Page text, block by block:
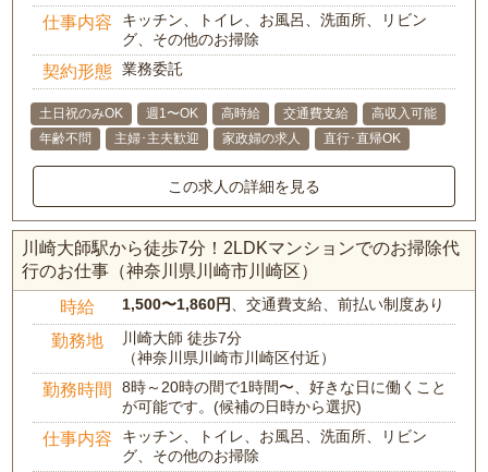
仕事内容
キッチン、トイレ、お風呂、洗面所、リビン
グ、その他のお掃除
契約形態 業務委託
土日祝のみOK 週1〜OK 高時給 交通費支給
高収入可能
年齢不問
主婦･主夫歓迎 家政婦の求人 直行･直帰OK
この求人の詳細を見る
川崎大師駅から徒歩7分！2LDKマンションでのお掃除代
行のお仕事（神奈川県川崎市川崎区）
時給 1,500〜1,860円 、交通費支給、前払い制度あり
勤務地
川崎大師 徒歩7分
（神奈川県川崎市川崎区付近）
勤務時間
8時～20時の間で1時間〜、好きな日に働くこと
が可能です。(候補の日時から選択)
仕事内容
キッチン、トイレ、お風呂、洗面所、リビン
グ、その他のお掃除